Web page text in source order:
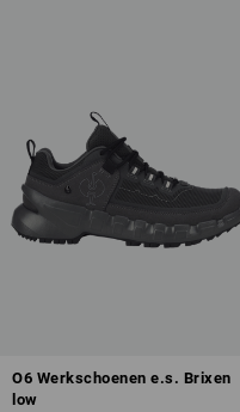
O6 Werkschoenen e.s. Brixen
low